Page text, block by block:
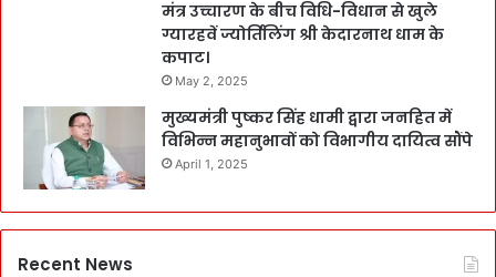
मंत्र उच्चारण के बीच विधि-विधान से खुले
ग्यारहवें ज्योर्तिलिंग श्री केदारनाथ धाम के
कपाट।
May 2, 2025
मुख्यमंत्री पुष्कर सिंह धामी द्वारा जनहित में
विभिन्न महानुभावों को विभागीय दायित्व सौंपे
April 1, 2025
Recent News